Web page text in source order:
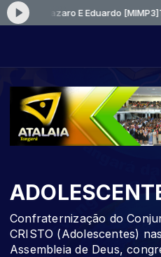
Voz Lazaro E Eduardo [MIMP3]
Confraternização do
CRISTO (Adolescentes)
Assembleia de Deus,